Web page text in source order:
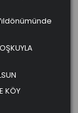
KÖY